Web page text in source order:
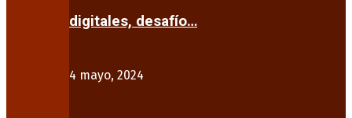
digitales, desafío…
4 mayo, 2024